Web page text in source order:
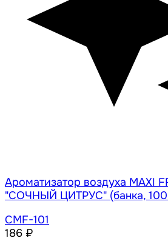
Ароматизатор воздуха MAXI
"СОЧНЫЙ ЦИТРУС" (банка, 100
CMF-101
186 ₽